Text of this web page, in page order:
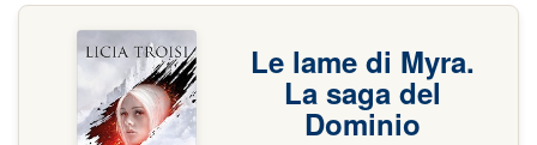
Le lame di Myra.
La saga del
Dominio